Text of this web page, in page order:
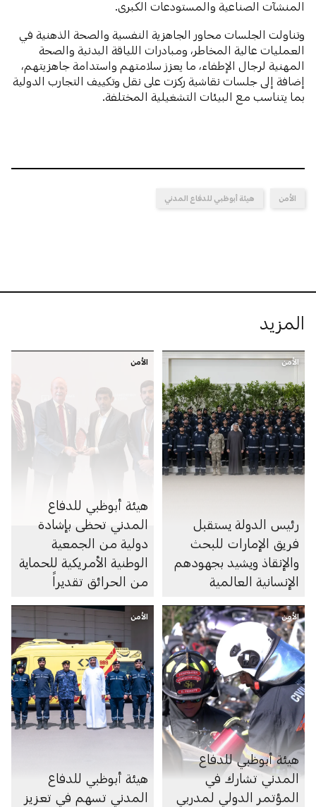
المنشآت الصناعية والمستودعات الكبرى.
وتناولت الجلسات محاور الجاهزية النفسية والصحة الذهنية في
العمليات عالية المخاطر، ومبادرات اللياقة البدنية والصحة
المهنية لرجال الإطفاء، ما يعزز سلامتهم واستدامة جاهزيتهم،
إضافة إلى جلسات نقاشية ركزت على نقل وتكييف التجارب الدولية
بما يتناسب مع البيئات التشغيلية المختلفة.
الأمن هيئة أبوظبي للدفاع المدني
المزيد
الأمن
رئيس الدولة يستقبل
فريق الإمارات للبحث
والإنقاذ ويشيد بجهودهم
الإنسانية العالمية
الأمن
هيئة أبوظبي للدفاع
المدني تحظى بإشادة
دولية من الجمعية
الوطنية الأمريكية للحماية
من الحرائق تقديراً
للسلامة والوقاية من
الحريق
الأمن
هيئة أبوظبي للدفاع
المدني تشارك في
المؤتمر الدولي لمدربي
الأمن
هيئة أبوظبي للدفاع
المدني تسهم في تعزيز